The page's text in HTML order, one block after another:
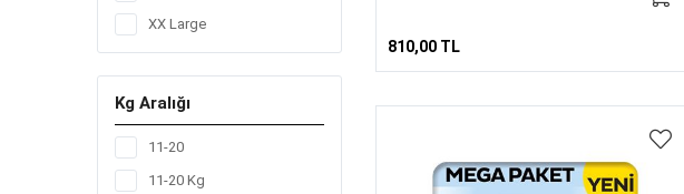
78
80
90
96
XX Large
Kg Aralığı
11-20
11-20 Kg
810,00 TL